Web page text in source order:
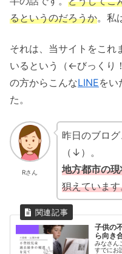
るというのだろうか。私
それは、当サイトをこれ
いるという（←びっくり
の方からこんなLINEをい
た。
Rさん
昨日のブロ
（↓）。
地方都市の
狽えていま
子供の
ら向き
みなさん
すでにお